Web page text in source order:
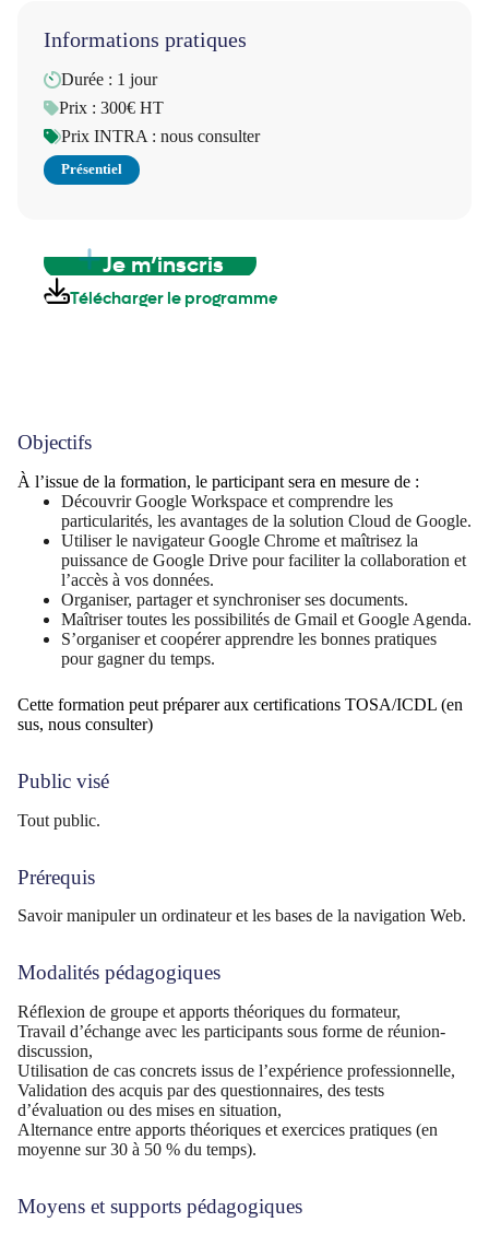
Informations pratiques
Durée : 1 jour
Prix : 300€ HT
Prix INTRA : nous consulter
Présentiel
Je m’inscris
Télécharger le programme
Objectifs
À l’issue de la formation, le participant sera en mesure de :
Découvrir Google Workspace et comprendre les
particularités, les avantages de la solution Cloud de Google.
Utiliser le navigateur Google Chrome et maîtrisez la
puissance de Google Drive pour faciliter la collaboration et
l’accès à vos données.
Organiser, partager et synchroniser ses documents.
Maîtriser toutes les possibilités de Gmail et Google Agenda.
S’organiser et coopérer apprendre les bonnes pratiques
pour gagner du temps.
Cette formation peut préparer aux certifications TOSA/ICDL (en
sus, nous consulter)
Public visé
Tout public.
Prérequis
Savoir manipuler un ordinateur et les bases de la navigation Web.
Modalités pédagogiques
Réflexion de groupe et apports théoriques du formateur,
Travail d’échange avec les participants sous forme de réunion-
discussion,
Utilisation de cas concrets issus de l’expérience professionnelle,
Validation des acquis par des questionnaires, des tests
d’évaluation ou des mises en situation,
Alternance entre apports théoriques et exercices pratiques (en
moyenne sur 30 à 50 % du temps).
Moyens et supports pédagogiques